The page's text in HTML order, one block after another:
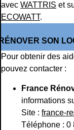
avec WATTRIS et
ECOWATT.
SON
Pour obtenir des
pouvez contacter :
France
informations
Site : france-
Téléphone : 0